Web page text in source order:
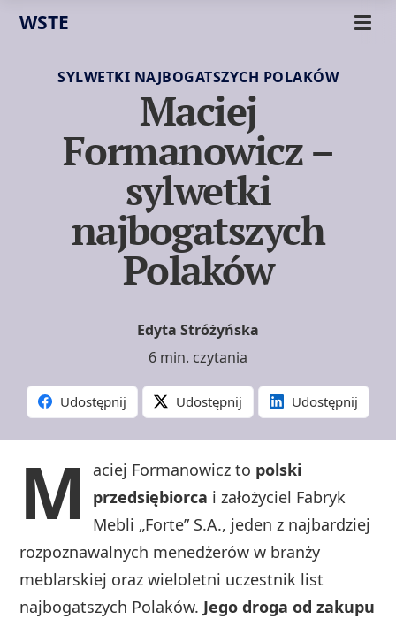
WSTE
SYLWETKI NAJBOGATSZYCH POLAKÓW
Maciej
Formanowicz –
sylwetki
najbogatszych
Polaków
Edyta Stróżyńska
6 min. czytania
Udostępnij Udostępnij Udostępnij
M aciej Formanowicz to polski
przedsiębiorca i założyciel Fabryk
Mebli „Forte” S.A., jeden z najbardziej
rozpoznawalnych menedżerów w branży
meblarskiej oraz wieloletni uczestnik list
najbogatszych Polaków. Jego droga od zakupu